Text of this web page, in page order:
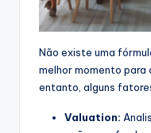
Não existe uma
melhor momento para
entanto, alguns
Valuation: